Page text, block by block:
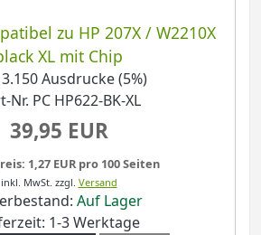
zu HP 207X / W2210X
XL mit Chip
Ausdrucke (5%)
Nr. PC HP622-BK-XL
39,95 EUR
1,27 EUR pro 100 Seiten
inkl. MwSt. zzgl. Versand
Auf Lager
1-3 Werktage